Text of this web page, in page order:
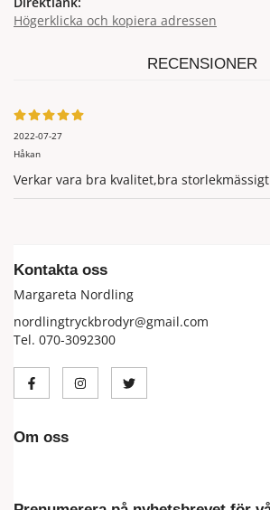
Högerklicka och kopiera adressen
RECENSIONER
2022-07-27
Håkan
Verkar vara bra kvalitet,bra
Kontakta oss
Margareta Nordling
nordlingtryckbrodyr@gmail.com
Tel. 070-3092300
Om oss